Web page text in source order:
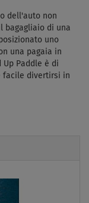
dell'auto non
bagagliaio di una
uno
una pagaia in
Paddle è di
facile divertirsi in